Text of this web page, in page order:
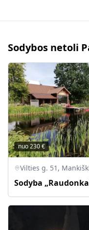
Sodybos netoli
nuo230€